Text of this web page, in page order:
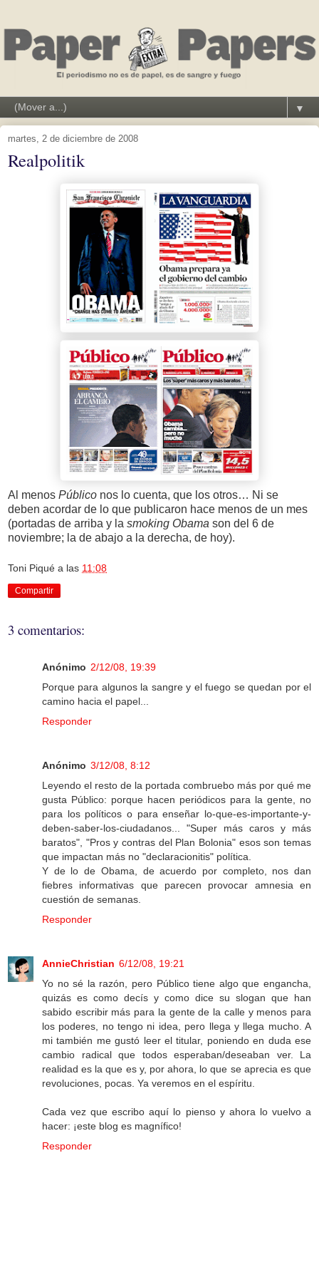
▼
martes, 2 de diciembre de 2008
Realpolitik
Al menos Público nos lo cuenta, que los otros… Ni se
deben acordar de lo que publicaron hace menos de un mes
(portadas de arriba y la smoking Obama son del 6 de
noviembre; la de abajo a la derecha, de hoy).
Toni Piqué a las 11:08
Compartir
3 comentarios:
Anónimo 2/12/08, 19:39
Porque para algunos la sangre y el fuego se quedan por el
camino hacia el papel...
Responder
Anónimo 3/12/08, 8:12
Leyendo el resto de la portada combruebo más por qué me
gusta Público: porque hacen periódicos para la gente, no
para los políticos o para enseñar lo-que-es-importante-y-
deben-saber-los-ciudadanos... "Super más caros y más
baratos", "Pros y contras del Plan Bolonia" esos son temas
que impactan más no "declaracionitis" política.
Y de lo de Obama, de acuerdo por completo, nos dan
fiebres informativas que parecen provocar amnesia en
cuestión de semanas.
Responder
AnnieChristian 6/12/08, 19:21
Yo no sé la razón, pero Público tiene algo que engancha,
quizás es como decís y como dice su slogan que han
sabido escribir más para la gente de la calle y menos para
los poderes, no tengo ni idea, pero llega y llega mucho. A
mi también me gustó leer el titular, poniendo en duda ese
cambio radical que todos esperaban/deseaban ver. La
realidad es la que es y, por ahora, lo que se aprecia es que
revoluciones, pocas. Ya veremos en el espíritu.
Cada vez que escribo aquí lo pienso y ahora lo vuelvo a
hacer: ¡este blog es magnífico!
Responder